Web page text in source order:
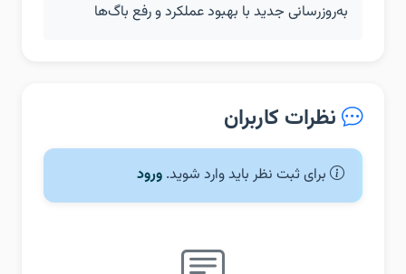
به‌روزرسانی جدید با بهبود عملکرد و رفع باگ‌ها
نظرات کاربران
برای ثبت نظر باید وارد شوید. ورود